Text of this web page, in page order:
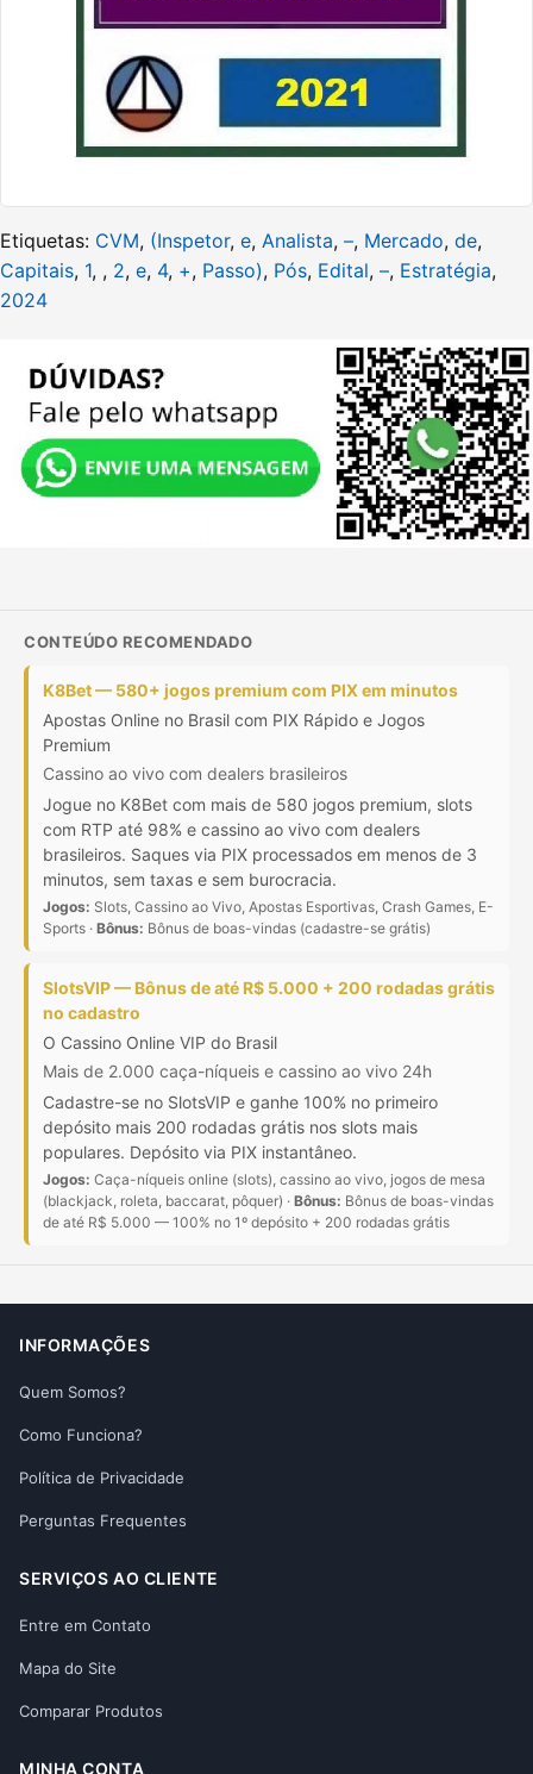
Etiquetas: CVM, (Inspetor, e, Analista, –, Mercado, de,
Capitais, 1, , 2, e, 4, +, Passo), Pós, Edital, –, Estratégia,
2024
CONTEÚDO RECOMENDADO
K8Bet — 580+ jogos premium com PIX em minutos
Apostas Online no Brasil com PIX Rápido e Jogos
Premium
Cassino ao vivo com dealers brasileiros
Jogue no K8Bet com mais de 580 jogos premium, slots
com RTP até 98% e cassino ao vivo com dealers
brasileiros. Saques via PIX processados em menos de 3
minutos, sem taxas e sem burocracia.
Jogos: Slots, Cassino ao Vivo, Apostas Esportivas, Crash Games, E-
Sports · Bônus: Bônus de boas-vindas (cadastre-se grátis)
SlotsVIP — Bônus de até R$ 5.000 + 200 rodadas grátis
no cadastro
O Cassino Online VIP do Brasil
Mais de 2.000 caça-níqueis e cassino ao vivo 24h
Cadastre-se no SlotsVIP e ganhe 100% no primeiro
depósito mais 200 rodadas grátis nos slots mais
populares. Depósito via PIX instantâneo.
Jogos: Caça-níqueis online (slots), cassino ao vivo, jogos de mesa
(blackjack, roleta, baccarat, pôquer) · Bônus: Bônus de boas-vindas
de até R$ 5.000 — 100% no 1º depósito + 200 rodadas grátis
INFORMAÇÕES
Quem Somos?
Como Funciona?
Política de Privacidade
Perguntas Frequentes
SERVIÇOS AO CLIENTE
Entre em Contato
Mapa do Site
Comparar Produtos
MINHA CONTA